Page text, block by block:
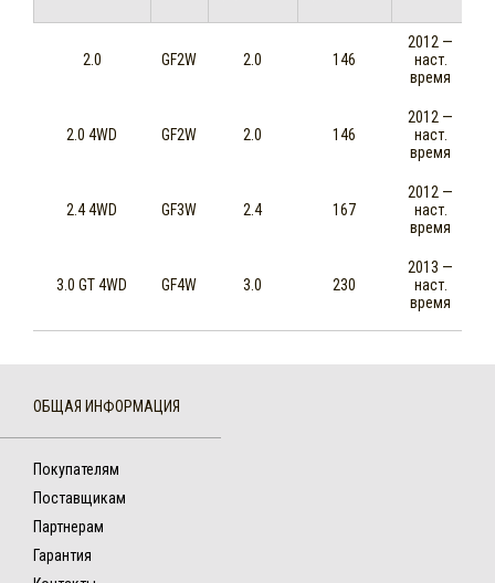
2.0 GF2W 2.0 146
2012 —
наст.
время
2.0 4WD GF2W 2.0 146
2012 —
наст.
время
2.4 4WD GF3W 2.4 167
2012 —
наст.
время
3.0 GT 4WD GF4W 3.0 230
2013 —
наст.
время
ОБЩАЯ ИНФОРМАЦИЯ
Покупателям
Поставщикам
Партнерам
Гарантия